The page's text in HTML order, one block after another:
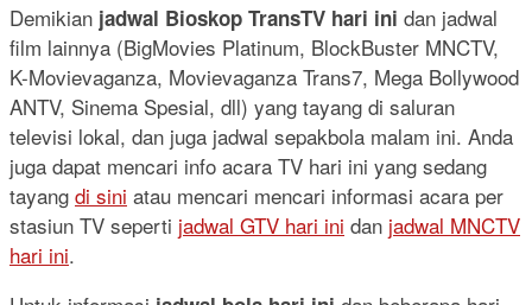
Demikian jadwal Bioskop TransTV hari ini dan jadwal
film lainnya (BigMovies Platinum, BlockBuster MNCTV,
K-Movievaganza, Movievaganza Trans7, Mega Bollywood
ANTV, Sinema Spesial, dll) yang tayang di saluran
televisi lokal, dan juga jadwal sepakbola malam ini. Anda
juga dapat mencari info acara TV hari ini yang sedang
tayang di sini atau mencari mencari informasi acara per
stasiun TV seperti jadwal GTV hari ini dan jadwal MNCTV
hari ini.